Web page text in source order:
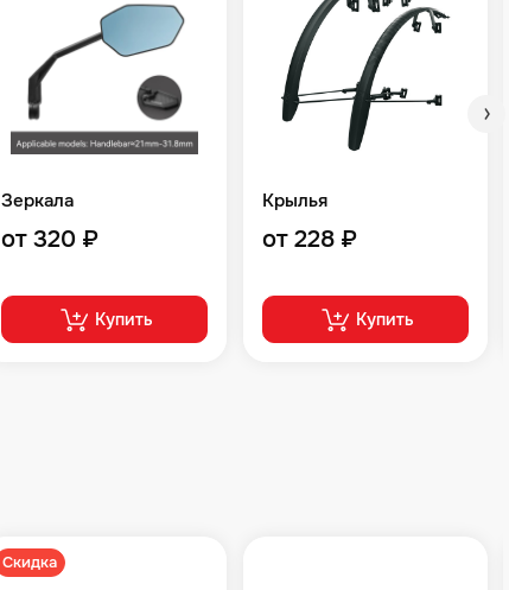
Зеркала
от 320 ₽
Купить
Крылья
от 228 ₽
Купить
Скидка